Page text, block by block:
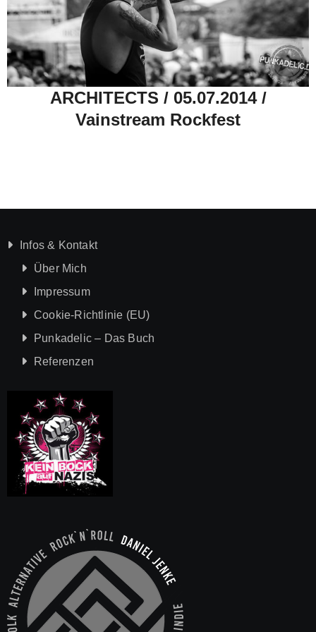
ARCHITECTS / 05.07.2014 /
Vainstream Rockfest
Infos & Kontakt
Über Mich
Impressum
Cookie-Richtlinie (EU)
Punkadelic – Das Buch
Referenzen